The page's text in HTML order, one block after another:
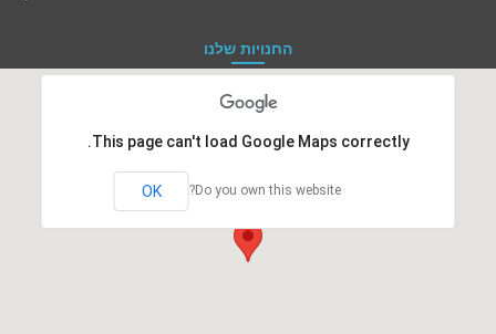
החנויות שלנו
This page can't load Google Maps correctly.
Do you own this website?
OK